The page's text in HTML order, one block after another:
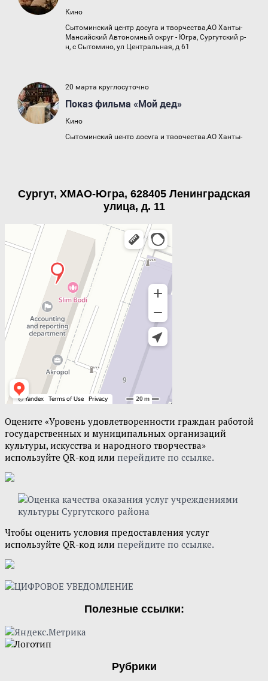
Сургут, ХМАО-Югра, 628405 Ленинградская
улица, д. 11
Оцените «Уровень удовлетворенности граждан работой
государственных и муниципальных организаций
культуры, искусства и народного творчества»
используйте QR-код или перейдите по ссылке.
Чтобы оценить условия предоставления услуг
используйте QR-код или перейдите по ссылке.
Полезные ссылки:
Рубрики